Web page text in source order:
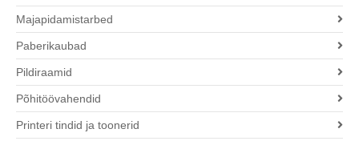
Majapidamistarbed
Paberikaubad
Pildiraamid
Põhitöövahendid
Printeri tindid ja toonerid